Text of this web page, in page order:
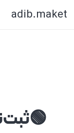
adib.maket